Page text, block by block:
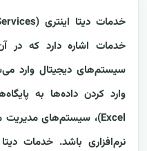
خدمات اشاره دارد که در
سیستم‌های دیجیتال وارد
وارد کردن داده‌ها به
نرم‌افزاری باشد. خدمات